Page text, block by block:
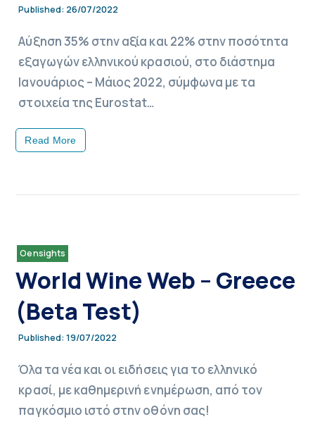
Published: 26/07/2022
Αύξηση 35% στην αξία και 22% στην ποσότητα
εξαγωγών ελληνικού κρασιού, στο διάστημα
Ιανουάριος – Μάιος 2022, σύμφωνα με τα
στοιχεία της Eurostat…
Read More
Oensights
World Wine Web – Greece
(Beta Test)
Published: 19/07/2022
Όλα τα νέα και οι ειδήσεις για το ελληνικό
κρασί, με καθημερινή ενημέρωση, από τον
παγκόσμιο ιστό στην οθόνη σας!